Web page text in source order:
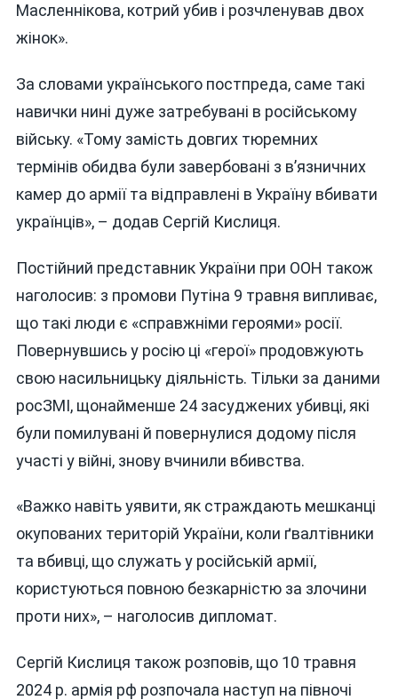
Масленнікова, котрий убив і розчленував двох
жінок».
За словами українського постпреда, саме такі
навички нині дуже затребувані в російському
війську. «Тому замість довгих тюремних
термінів обидва були завербовані з в’язничних
камер до армії та відправлені в Україну вбивати
українців», – додав Сергій Кислиця.
Постійний представник України при ООН також
наголосив: з промови Путіна 9 травня випливає,
що такі люди є «справжніми героями» росії.
Повернувшись у росію ці «герої» продовжують
свою насильницьку діяльність. Тільки за даними
росЗМІ, щонайменше 24 засуджених убивці, які
були помилувані й повернулися додому після
участі у війні, знову вчинили вбивства.
«Важко навіть уявити, як страждають мешканці
окупованих територій України, коли ґвалтівники
та вбивці, що служать у російській армії,
користуються повною безкарністю за злочини
проти них», – наголосив дипломат.
Сергій Кислиця також розповів, що 10 травня
2024 р. армія рф розпочала наступ на півночі